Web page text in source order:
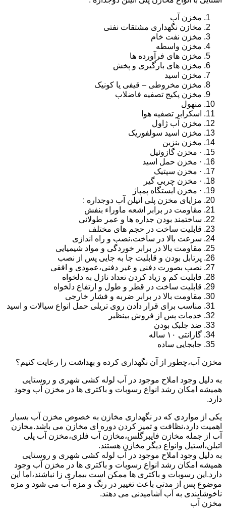
مخزن آب
مخازن نگهداری مشتقات نفتی
مخزن نفت خام
مخزن واسطه
مخزن های فرآورده ها
مخزن های بارگیری و پخش
مخزن اسید
مخزن مخروطی – قیفی یا کونیک
مخزن پکیج تصفیه فاضلاب
منهول
اسکرابر تصفیه هوا
مخزن آب ژاول
مخزن اسید سولفوریک
مخزن بنزین
· مخزن گازوئیل
· مخزن حمل اسید
· مخزن سپتیک
· مخزن چربی گیر
· مخزن ایستگاه پمپاژ
مزایای مخزن پلی اتیلن آب دوجداره :
مقاومت در برابر اشعه ماوراء بنفش
ساختمند بودن جداره ها و عمر طولانی
قابلیت ساخت در حجم های مختلف
سرعت بالا در ساخت،نصب و راه اندازی
مقاومت بالا در برابر خوردگی و مواد شیمیایی
پرتابل بودن و قابلیت جا به جایی پس از نصب
نصب بصورت دفنی و غیر دفنی،عمودی و افقی
قابلیت کم و زیاد کردن تعداد نازل به دلخواه
قابلیت ساخت در قطر و طول و ارتفاع دلخواه
مقاومت بالا در برابر ضربه و فشار خارجی
مناسب برای قرار دادن روی تریلی حمل انواع سیالات و اسید
خدمات پس از فروش بینظیر
ضد جلبک بودن
گارانتی ۱۰ ساله
جابجایی ساده
مخزن آب،چطور از آن نگهداری کرده و بهداشت را رعایت کنیم؟
به دلیل وجود املاح موجود در آب لوله کشی شهری و روستایی
همیشه امکان رشد انواع رسوبات و باکتری ها در مخزن آب وجود
دارد.
یکی از مواردی که در نگهداری مخازن به خصوص مخزن آب بسیار
اهمیت دارد،نظافت و تمیز کردن دوره ای مخازن می باشد.مخازن
آب از جمله مخازن فایبرگلس،مخازن آب فلزی،مخزن آب پلی
اتیلن،استیل وانواع دیگر مخازن هستند.
به دلیل وجود املاح موجود در آب لوله کشی شهری و روستایی
همیشه امکان رشد انواع رسوبات و باکتری ها در مخزن آب وجود
دارد.این رسوبات و باکتری ها ممکن است بیماری زا نباشند،اما این
موضوع پس از مدتی باعث تغییر در رنگ و مزه آب می شود و مزه
ناخوشایندی به آب آشامیدنی می دهند.
مخزن آب